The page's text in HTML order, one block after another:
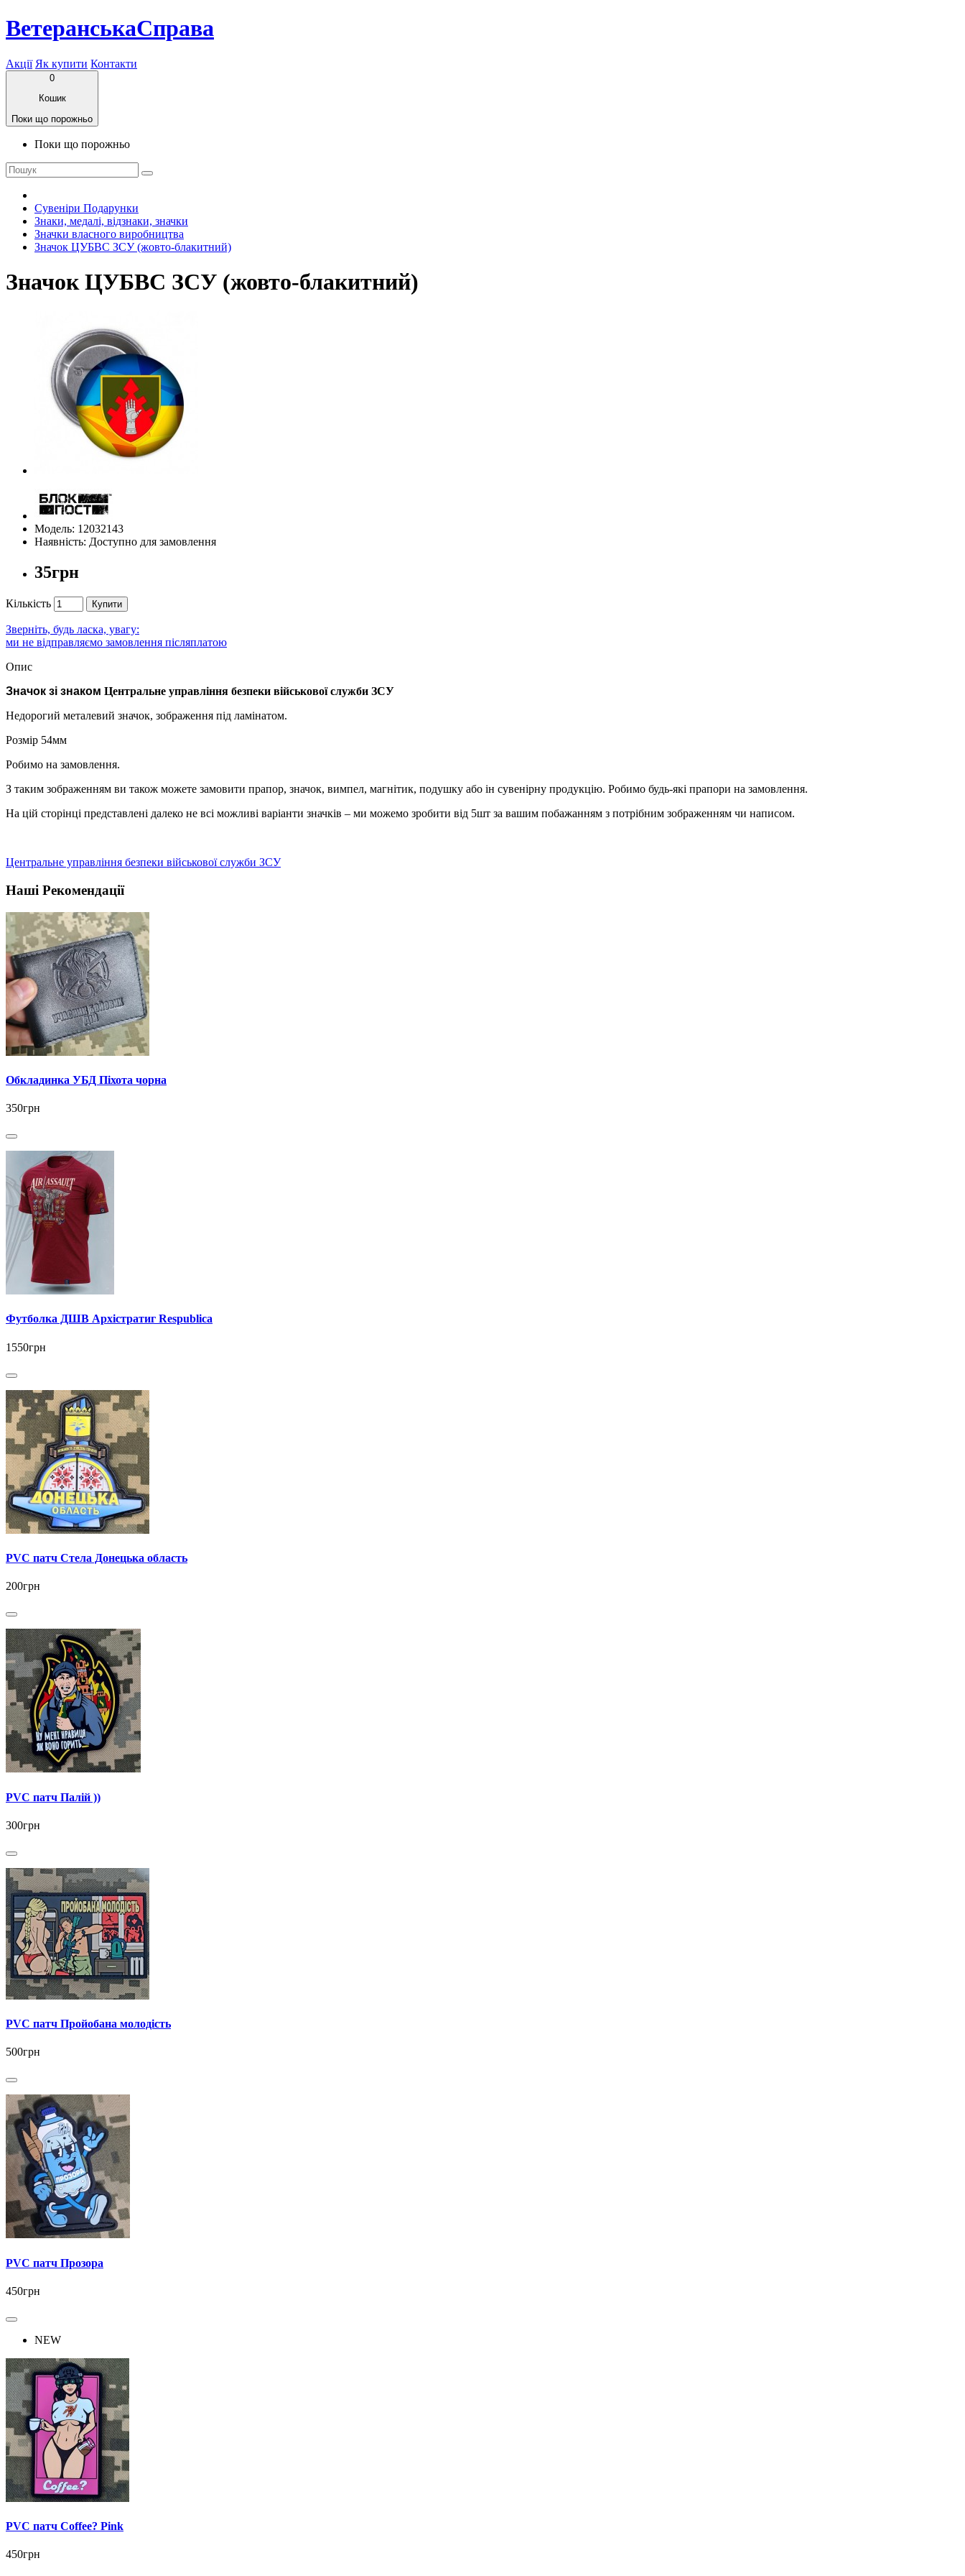
ВетеранськаСправа
Акції Як купити Контакти
0
Кошик
Поки що порожньо
Поки що порожньо
Сувеніри Подарунки
Знаки, медалі, відзнаки, значки
Значки власного виробництва
Значок ЦУБВС ЗСУ (жовто-блакитний)
Значок ЦУБВС ЗСУ (жовто-блакитний)
Модель: 12032143
Наявність: Доступно для замовлення
35грн
Кількість Купити
Зверніть, будь ласка, увагу:
ми не відправляємо замовлення післяплатою
Опис
Значок зі знаком Центральне управління безпеки військової служби ЗСУ
Недорогий металевий значок, зображення під ламінатом.
Розмір 54мм
Робимо на замовлення.
З таким зображенням ви також можете замовити прапор, значок, вимпел, магнітик, подушку або ін сувенірну продукцію. Робимо будь-які прапори на замовлення.
На цій сторінці представлені далеко не всі можливі варіанти значків – ми можемо зробити від 5шт за вашим побажанням з потрібним зображенням чи написом.
Центральне управління безпеки військової служби ЗСУ
Наші Рекомендації
Обкладинка УБД Піхота чорна
350грн
Футболка ДШВ Архістратиг Respublica
1550грн
PVC патч Стела Донецька область
200грн
PVC патч Палій ))
300грн
PVC патч Пройобана молодість
500грн
PVC патч Прозора
450грн
NEW
PVC патч Coffee? Pink
450грн